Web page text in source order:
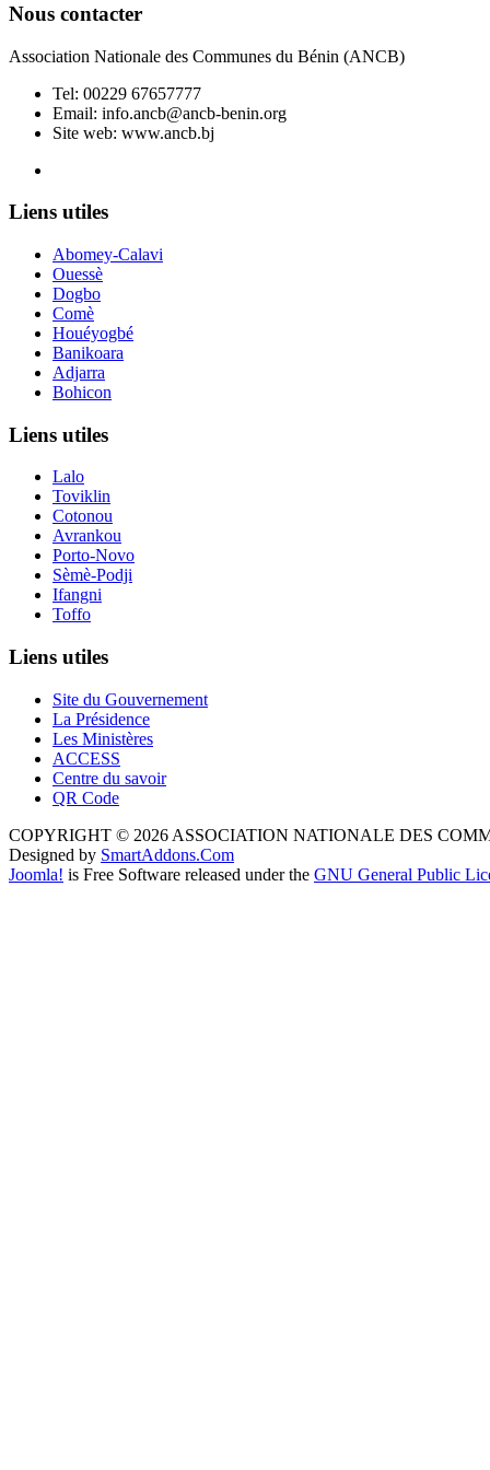
Nous contacter
Association Nationale des Communes du Bénin (ANCB)
Tel: 00229 67657777
Email: info.ancb@ancb-benin.org
Site web: www.ancb.bj
Liens utiles
Abomey-Calavi
Ouessè
Dogbo
Comè
Houéyogbé
Banikoara
Adjarra
Bohicon
Liens utiles
Lalo
Toviklin
Cotonou
Avrankou
Porto-Novo
Sèmè-Podji
Ifangni
Toffo
Liens utiles
Site du Gouvernement
La Présidence
Les Ministères
ACCESS
Centre du savoir
QR Code
COPYRIGHT © 2026 ASSOCIATION NATIONALE DES
Designed by SmartAddons.Com
Joomla! is Free Software released under the GNU General Public